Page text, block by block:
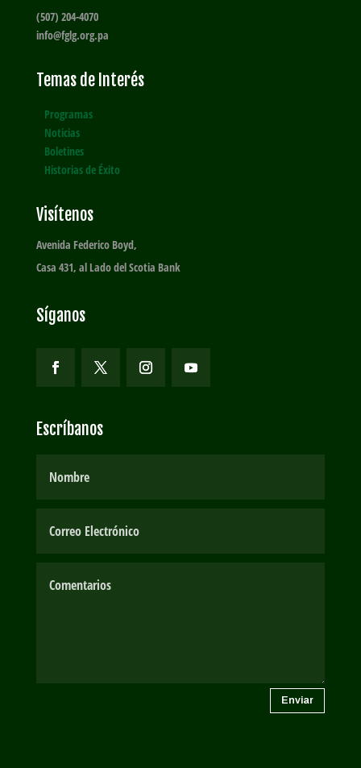
(507) 204-4070
info@fglg.org.pa
Temas de Interés
Programas
Noticias
Boletines
Historias de Éxito
Visítenos
Avenida Federico Boyd,
Casa 431, al Lado del Scotia Bank
Síganos
Escríbanos
Enviar